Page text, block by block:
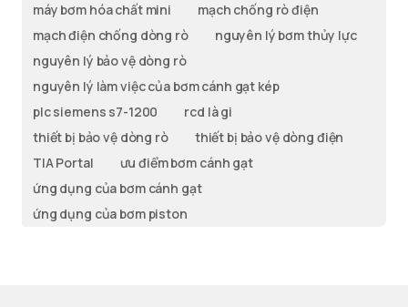
máy bơm hóa chất mini
mạch chống rò điện
mạch điện chống dòng rò
nguyên lý bơm thủy lực
nguyên lý bảo vệ dòng rò
nguyên lý làm việc của bơm cánh gạt kép
plc siemens s7-1200
rcd là gi
thiết bị bảo vệ dòng rò
thiết bị bảo vệ dòng điện
TIA Portal
ưu điểm bơm cánh gạt
ứng dụng của bơm cánh gạt
ứng dụng của bơm piston